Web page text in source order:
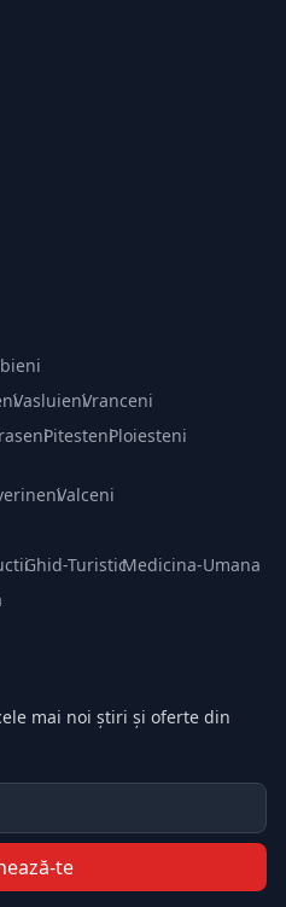
·Vasluieni·Vranceni
·Pitesteni·Ploiesteni·
·Valceni
·Ghid-Turistic·Medicina-Umana
mai noi știri și oferte din
te